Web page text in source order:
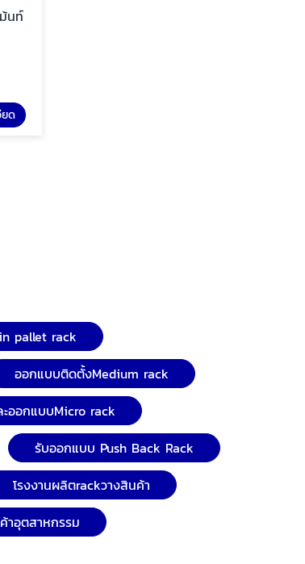
pallet rack
ออกแบบติดตั้งMedium rack
ออกแบบMicro rack
รับออกแบบ Push Back Rack
โรงงานผลิตrackวางสินค้า
าอุตสาหกรรม